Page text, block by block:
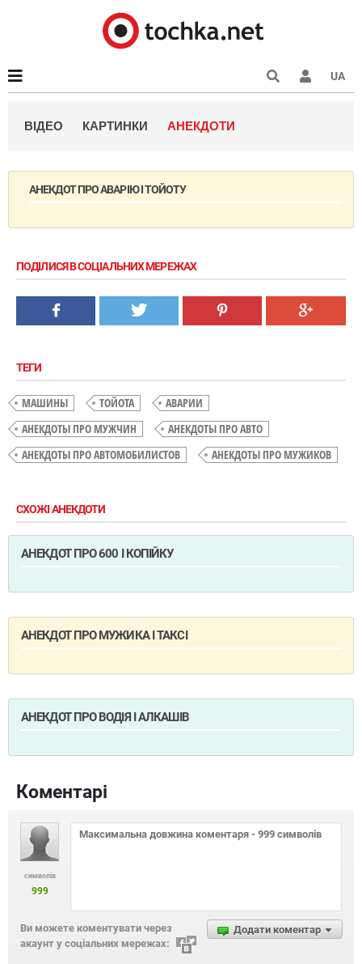
UA
ВІДЕО КАРТИНКИ АНЕКДОТИ
АНЕКДОТ ПРО АВАРІЮ І ТОЙОТУ
ПОДІЛИСЯ В СОЦІАЛЬНИХ МЕРЕЖАХ
ТЕГИ
МАШИНЫ ТОЙОТА
АВАРИИ
АНЕКДОТЫ ПРО МУЖЧИН
АНЕКДОТЫ ПРО АВТО
АНЕКДОТЫ ПРО АВТОМОБИЛИСТОВ
АНЕКДОТЫ ПРО МУЖИКОВ
СХОЖІ АНЕКДОТИ
АНЕКДОТ ПРО 600 І КОПІЙКУ
АНЕКДОТ ПРО МУЖИКА І ТАКСІ
АНЕКДОТ ПРО ВОДІЯ І АЛКАШІВ
Коментарі
символів
999
Додати коментар
Ви можете коментувати через
акаунт у соціальних мережах: